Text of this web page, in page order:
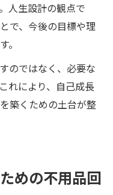
人生設計の観点で
で、今後の目標や理
。
のではなく、必要な
れにより、自己成長
築くための土台が整
めの不用品回